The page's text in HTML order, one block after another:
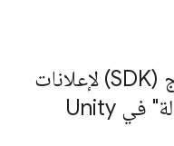
استيراد "حزمة تطوير البرامج (SDK) لإعلانات